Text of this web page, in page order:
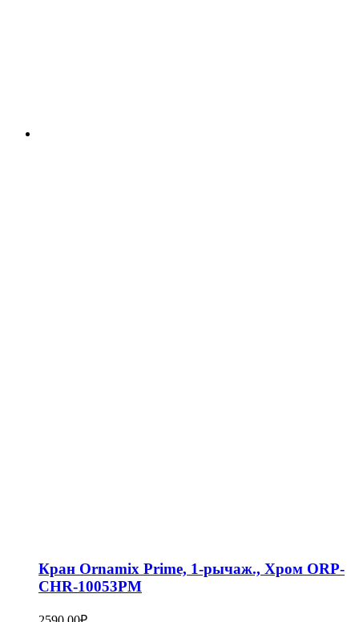
Кран Ornamix Prime, 1-рычаж., Хром ORP-
CHR-10053PM